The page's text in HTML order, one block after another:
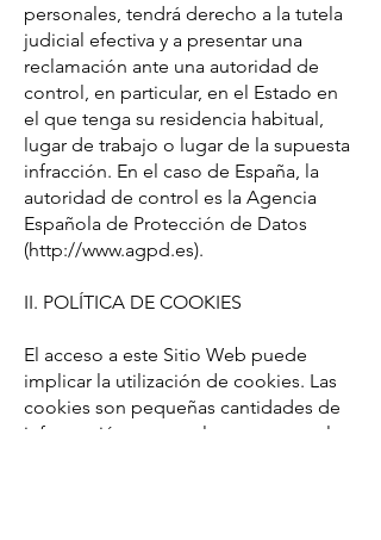
personales, tendrá derecho a la tutela
judicial efectiva y a presentar una
reclamación ante una autoridad de
control, en particular, en el Estado en
el que tenga su residencia habitual,
lugar de trabajo o lugar de la supuesta
infracción. En el caso de España, la
autoridad de control es la Agencia
Española de Protección de Datos
(http://www.agpd.es).
II. POLÍTICA DE COOKIES
El acceso a este Sitio Web puede
implicar la utilización de cookies. Las
cookies son pequeñas cantidades de
información que se almacenan en el